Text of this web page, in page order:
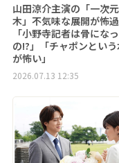
山田涼介主演の「一次
木」不気味な展開が怖
「小野寺記者は骨にな
の!?」「チャポンとい
が怖い」
2026.07.13 12:35